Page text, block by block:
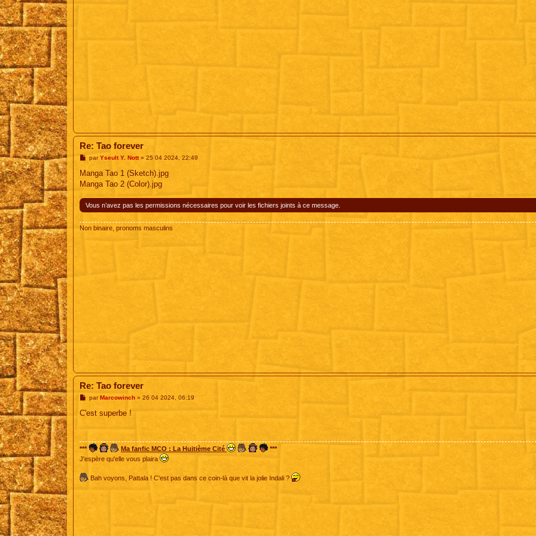
Re: Tao forever
M
s
a
e
parYseult Y. Nott» 25 04 2024, 22:49
Manga Tao 1 (Sketch).jpg
Manga Tao 2 (Color).jpg
Vous n’avez pas les permissions nécessaires pour voir les fichiers joints à ce message.
Non binaire, pronoms masculins
Re: Tao forever
M
s
parMarcowinch» 26 04 2024, 06:19
C'est superbe !
*** Ma fanfic MCO : La Huitième Cité
***
J'espère qu'elle vous plaira
Bah voyons, Pattala ! C'est pas dans ce coin-là que vit la jolie Indali ?